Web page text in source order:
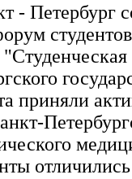
- Петербург
приняли